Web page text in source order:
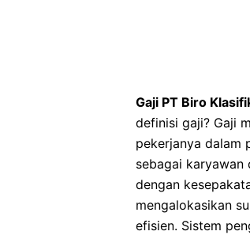
Gaji PT Biro
definisi gaji? Gaji
pekerjanya dalam
sebagai karyawan
dengan
mengalokasikan
efisien. Sistem